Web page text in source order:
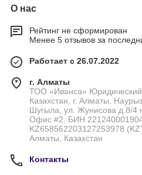
О нас
Рейтинг не сформирован
Менее 5 отзывов за
Работает с 26.07.2022
г. Алматы
ТОО «Иванса» Юридический
Казахстан, г. Алматы,
Шугыла, ул. Жунисова д.8/
Офис #2. БИН
KZ658562203127253978
Алматы, Казахстан
Контакты